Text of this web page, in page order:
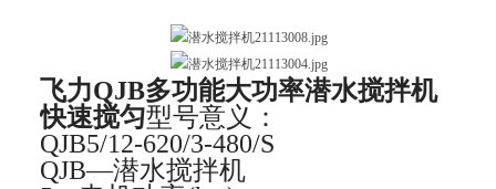
飞力QJB多功能大功率潜水搅拌机
快速搅匀型号意义：
QJB5/12-620/3-480/S
QJB—潜水搅拌机